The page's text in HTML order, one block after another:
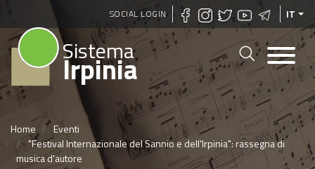
Salta
al
contenuto
SOCIAL LOGIN IT
Sistema
Irpinia
Home
Eventi
"Festival Internazionale del Sannio e dell'Irpinia": rassegna di
musica d'autore